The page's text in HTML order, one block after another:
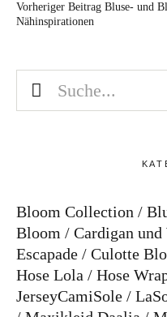
Vorheriger Beitrag Bluse- und
Nähinspirationen
Bloom Collection
Bloom
Cardigan und
Escapade
Culotte
Hose Lola
Hose
JerseyCamiSole